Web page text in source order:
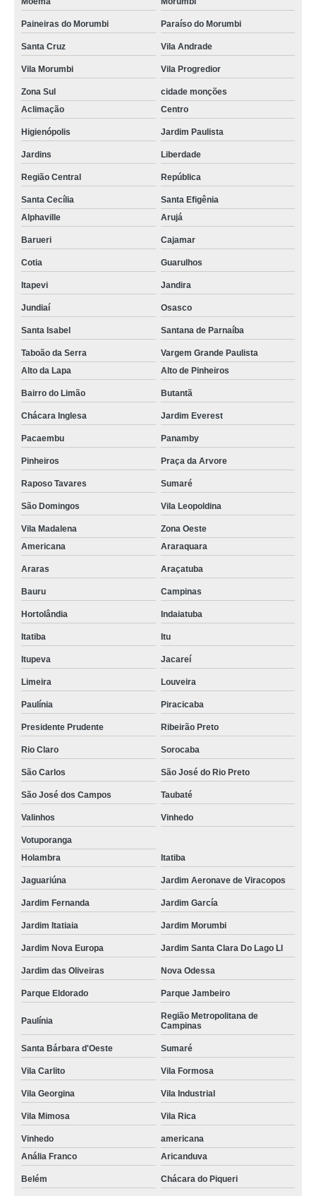
Paineiras do Morumbi Paraíso do Morumbi
Santa Cruz Vila Andrade
Vila Morumbi Vila Progredior
Zona Sul
cidade monções
Aclimação
Centro
Higienópolis Jardim Paulista
Jardins Liberdade
Região Central República
Santa Cecília
Santa Efigênia
Alphaville
Arujá
Barueri Cajamar
Cotia Guarulhos
Itapevi Jandira
Jundiaí Osasco
Santa Isabel Santana de Parnaíba
Taboão da Serra
Vargem Grande Paulista
Alto da Lapa
Alto de Pinheiros
Bairro do Limão Butantã
Chácara Inglesa Jardim Everest
Pacaembu Panamby
Pinheiros Praça da Arvore
Raposo Tavares Sumaré
São Domingos Vila Leopoldina
Vila Madalena
Zona Oeste
Americana
Araraquara
Araras Araçatuba
Bauru Campinas
Hortolândia Indaiatuba
Itatiba Itu
Itupeva Jacareí
Limeira Louveira
Paulínia Piracicaba
Presidente Prudente Ribeirão Preto
Rio Claro Sorocaba
São Carlos São José do Rio Preto
São José dos Campos Taubaté
Valinhos Vinhedo
Votuporanga
Holambra
Itatiba
Jaguariúna Jardim Aeronave de Viracopos
Jardim Fernanda Jardim García
Jardim Itatiaia Jardim Morumbi
Jardim Nova Europa Jardim Santa Clara Do Lago Ll
Jardim das Oliveiras Nova Odessa
Parque Eldorado Parque Jambeiro
Paulínia
Região Metropolitana de
Campinas
Santa Bárbara d'Oeste Sumaré
Vila Carlito Vila Formosa
Vila Georgina Vila Industrial
Vila Mimosa Vila Rica
Vinhedo
americana
Anália Franco
Aricanduva
Belém Chácara do Piqueri